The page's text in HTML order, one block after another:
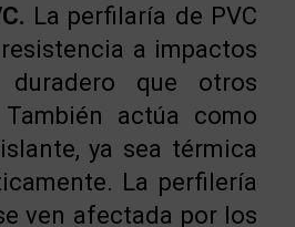
La perfilaría de PVC
a impactos
que otros
actúa como
ya sea térmica
La perfilería
ven afectada por los